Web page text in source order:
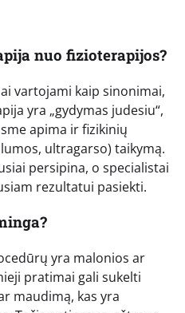
nuo fizioterapijos?
vartojami kaip sinonimai,
yra „gydymas judesiu“,
apima ir fizikinių
ultragarso) taikymą.
persipina, o specialistai
rezultatui pasiekti.
yra malonios ar
pratimai gali sukelti
maudimą, kas yra